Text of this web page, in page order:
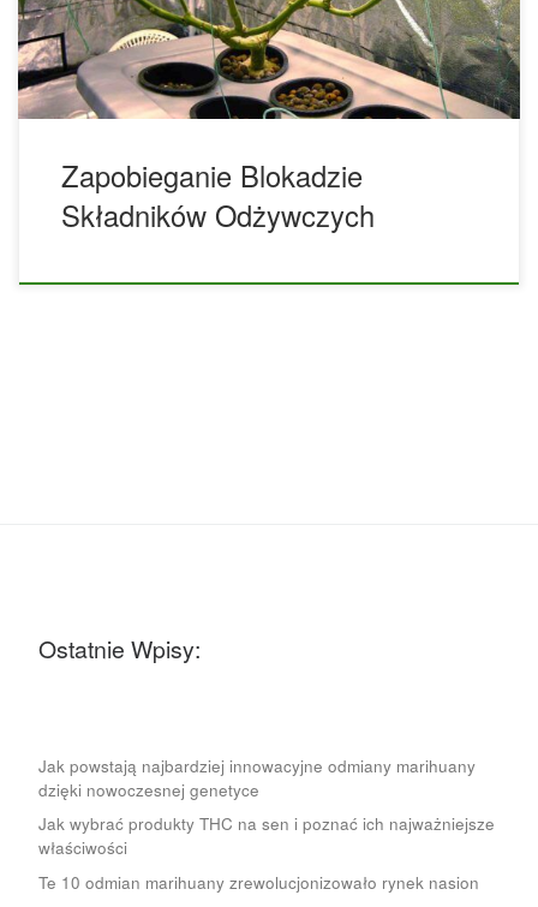
liściach i ostatecznie obumrą. Jest to bardzo częsty
problem, z którym borykają się początkujący hodowcy,
ponieważ łatwo wpaść w […]
Zapobieganie Blokadzie
Składników Odżywczych
Ostatnie Wpisy:
Jak powstają najbardziej innowacyjne odmiany marihuany
dzięki nowoczesnej genetyce
Jak wybrać produkty THC na sen i poznać ich najważniejsze
właściwości
Te 10 odmian marihuany zrewolucjonizowało rynek nasion